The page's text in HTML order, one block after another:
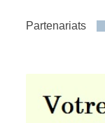
Partenariats